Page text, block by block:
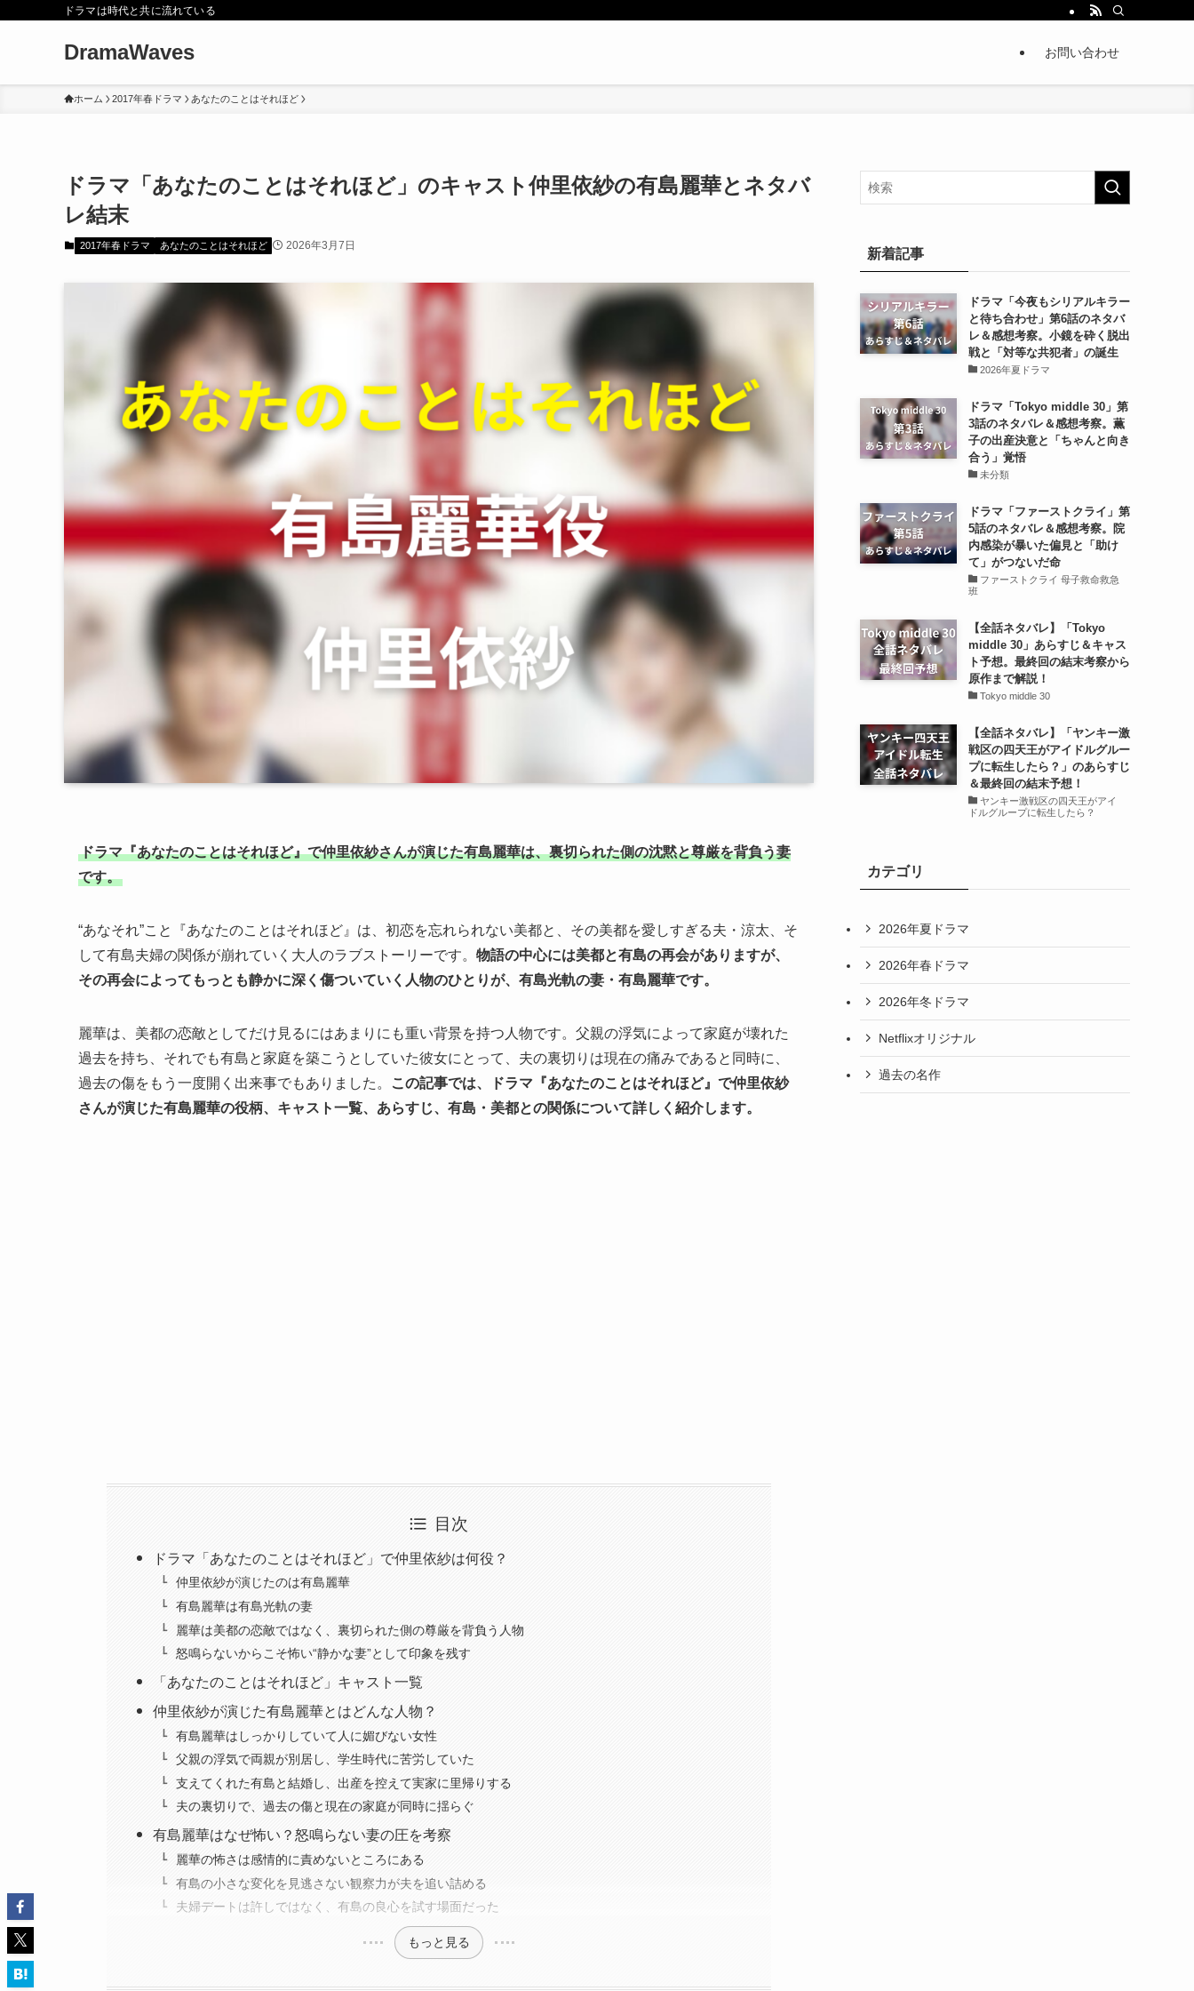
ドラマは時代と共に流れている
DramaWaves お問い合わせ
ホーム 2017年春ドラマ あなたのことはそれほど
ドラマ「あなたのことはそれほど」のキャスト仲里依紗の有島麗華とネタバ
レ結末
2017年春ドラマ あなたのことはそれほど 2026年3月7日
ドラマ『あなたのことはそれほど』で仲里依紗さんが演じた有島麗華は、裏切られた側の沈黙と尊厳を背負う妻
です。
“あなそれ”こと『あなたのことはそれほど』は、初恋を忘れられない美都と、その美都を愛しすぎる夫・涼太、そ
して有島夫婦の関係が崩れていく大人のラブストーリーです。 物語の中心には美都と有島の再会がありますが、
その再会によってもっとも静かに深く傷ついていく人物のひとりが、有島光軌の妻・有島麗華です。
麗華は、美都の恋敵としてだけ見るにはあまりにも重い背景を持つ人物です。父親の浮気によって家庭が壊れた
過去を持ち、それでも有島と家庭を築こうとしていた彼女にとって、夫の裏切りは現在の痛みであると同時に、
過去の傷をもう一度開く出来事でもありました。
この記事では、ドラマ『あなたのことはそれほど』で仲里依紗
さんが演じた有島麗華の役柄、キャスト一覧、あらすじ、有島・美都との関係について詳しく紹介します。
目次
ドラマ「あなたのことはそれほど」で仲里依紗は何役？
仲里依紗が演じたのは有島麗華
有島麗華は有島光軌の妻
麗華は美都の恋敵ではなく、裏切られた側の尊厳を背負う人物
怒鳴らないからこそ怖い“静かな妻”として印象を残す
「あなたのことはそれほど」キャスト一覧
仲里依紗が演じた有島麗華とはどんな人物？
有島麗華はしっかりしていて人に媚びない女性
父親の浮気で両親が別居し、学生時代に苦労していた
支えてくれた有島と結婚し、出産を控えて実家に里帰りする
夫の裏切りで、過去の傷と現在の家庭が同時に揺らぐ
有島麗華はなぜ怖い？怒鳴らない妻の圧を考察
麗華の怖さは感情的に責めないところにある
有島の小さな変化を見逃さない観察力が夫を追い詰める
夫婦デートは許しではなく、有島の良心を試す場面だった
もっと見る
新着記事
ドラマ「今夜もシリアルキラー
と待ち合わせ」第6話のネタバ
レ＆感想考察。小鏡を砕く脱出
戦と「対等な共犯者」の誕生
2026年夏ドラマ
ドラマ「Tokyo middle 30」第
3話のネタバレ＆感想考察。薫
子の出産決意と「ちゃんと向き
合う」覚悟
未分類
ドラマ「ファーストクライ」第
5話のネタバレ＆感想考察。院
内感染が暴いた偏見と「助け
て」がつないだ命
ファーストクライ 母子救命救急
班
【全話ネタバレ】「Tokyo
middle 30」あらすじ＆キャス
ト予想。最終回の結末考察から
原作まで解説！
Tokyo middle 30
【全話ネタバレ】「ヤンキー激
戦区の四天王がアイドルグルー
プに転生したら？」のあらすじ
＆最終回の結末予想！
ヤンキー激戦区の四天王がアイ
ドルグループに転生したら？
カテゴリ
2026年夏ドラマ
2026年春ドラマ
2026年冬ドラマ
Netflixオリジナル
過去の名作